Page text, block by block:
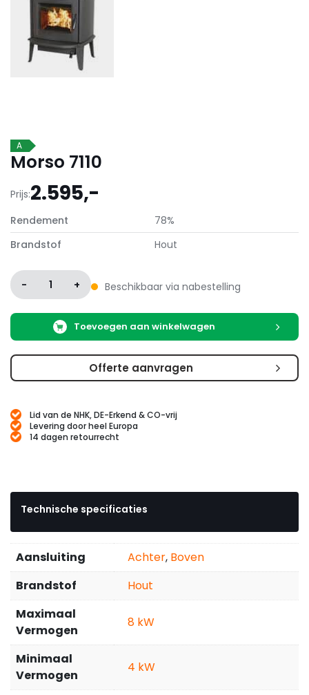
A
Morso 7110
Prijs:2.595,-
Rendement
78%
Brandstof
Hout
- 1 + Beschikbaar via nabestelling
Toevoegen aan winkelwagen
Offerte aanvragen
Lid van de NHK, DE-Erkend & CO-vrij
Levering door heel Europa
14 dagen retourrecht
Technische specificaties
Aansluiting Achter, Boven
Brandstof
Hout
Maximaal
Vermogen
8
Minimaal
Vermogen
4